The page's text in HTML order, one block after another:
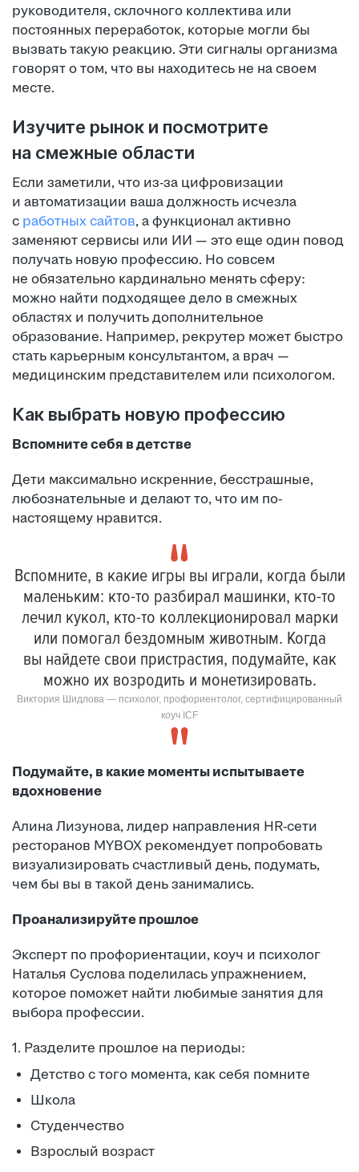
руководителя, склочного коллектива или
постоянных переработок, которые могли бы
вызвать такую реакцию. Эти сигналы организма
говорят о том, что вы находитесь не на своем
месте.
Изучите рынок и посмотрите
на смежные области
Если заметили, что из-за цифровизации
и автоматизации ваша должность исчезла
с работных сайтов, а функционал активно
заменяют сервисы или ИИ — это еще один повод
получать новую профессию. Но совсем
не обязательно кардинально менять сферу:
можно найти подходящее дело в смежных
областях и получить дополнительное
образование. Например, рекрутер может быстро
стать карьерным консультантом, а врач —
медицинским представителем или психологом.
Как выбрать новую профессию
Вспомните себя в детстве
Дети максимально искренние, бесстрашные,
любознательные и делают то, что им по-
настоящему нравится.
Вспомните, в какие игры вы играли, когда были
маленьким: кто-то разбирал машинки, кто-то
лечил кукол, кто-то коллекционировал марки
или помогал бездомным животным. Когда
вы найдете свои пристрастия, подумайте, как
можно их возродить и монетизировать.
Виктория Шидлова — психолог, профориентолог, сертифицированный
коуч ICF
Подумайте, в какие моменты испытываете
вдохновение
Алина Лизунова, лидер направления HR-сети
ресторанов MYBOX рекомендует попробовать
визуализировать счастливый день, подумать,
чем бы вы в такой день занимались.
Проанализируйте прошлое
Эксперт по профориентации, коуч и психолог
Наталья Суслова поделилась упражнением,
которое поможет найти любимые занятия для
выбора профессии.
1. Разделите прошлое на периоды:
Детство с того момента, как себя помните
Школа
Студенчество
Взрослый возраст